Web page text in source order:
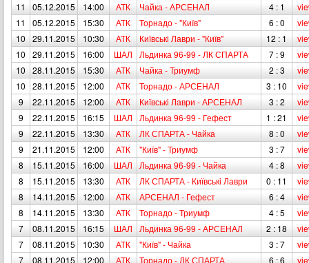
11
05.12.2015 14:00 АТК Чайка - АРСЕНАЛ 4 : 1
11
05.12.2015 15:30 АТК Торнадо - "Київ" 6 : 0
10 29.11.2015 10:30 АТК Київськi Лаври - "Київ" 12 : 1
10
29.11.2015 16:00 ШАЛ Льдинка 96-99 - ЛК СПАРТА 7 : 9
10 28.11.2015 15:30 АТК Чайка - Триумф 2 : 3
10
28.11.2015 12:00 АТК Торнадо - АРСЕНАЛ 3 : 10
9
22.11.2015 12:00 АТК Київськi Лаври - АРСЕНАЛ 3 : 2
9
22.11.2015 16:15 ШАЛ Льдинка 96-99 - Гефест 1 : 21
9
22.11.2015 13:30 АТК ЛК СПАРТА - Чайка 8 : 0
9
21.11.2015 12:00 АТК "Київ" - Триумф 3 : 7
8
15.11.2015 16:00 ШАЛ Льдинка 96-99 - Чайка 4 : 8
8
15.11.2015 13:30 АТК ЛК СПАРТА - Київськi Лаври 0 : 11
8
14.11.2015 12:00 АТК АРСЕНАЛ - Гефест 6 : 4
8
14.11.2015 13:30 АТК Торнадо - Триумф 4 : 5
7
08.11.2015 16:15 ШАЛ Льдинка 96-99 - АРСЕНАЛ 2 : 18
7
08.11.2015 10:30 АТК "Київ" - Чайка 3 : 7
7
08.11.2015 12:00 АТК Торнадо - ЛК СПАРТА 6 : 6